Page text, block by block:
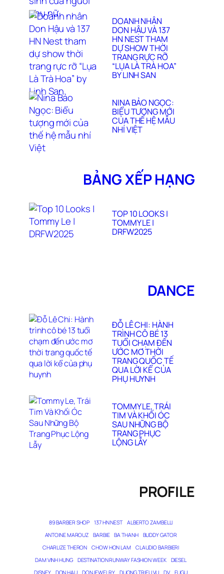
DOANH NHÂN
DON HẬU VÀ 137
HN NEST THAM
DỰ SHOW THỜI
TRANG RỰC RỠ
“LỤA LÀ TRÀ HOA”
BY LINH SAN
NINA BẢO NGỌC:
BIỂU TƯỢNG MỚI
CỦA THẾ HỆ MẪU
NHÍ VIỆT
BẢNG XẾP HẠNG
TOP 10 LOOKS |
TOMMY LE |
DRFW2025
DANCE
ĐỖ LÊ CHI: HÀNH
TRÌNH CÔ BÉ 13
TUỔI CHẠM ĐẾN
ƯỚC MƠ THỜI
TRANG QUỐC TẾ
QUA LỜI KỂ CỦA
PHỤ HUYNH
TOMMY LE, TRÁI
TIM VÀ KHỐI ÓC
SAU NHỮNG BỘ
TRANG PHỤC
LỘNG LẪY
PROFILE
89 BARBER SHOP 137 HN NEST
ALBERTO ZAMBELLI
ANTOINE MAROUZ
BARBIE BA THANH
BUDDY GATOR
CHARLIZE THERON
CHOW HON LAM
CLAUDIO BARBIERI
DAM VINH HUNG
DESTINATION RUNWAY FASHION WEEK
DIESEL
DISNEY
DON HAU DONJEWELRY DUONG TRIEU VU DV FUGU